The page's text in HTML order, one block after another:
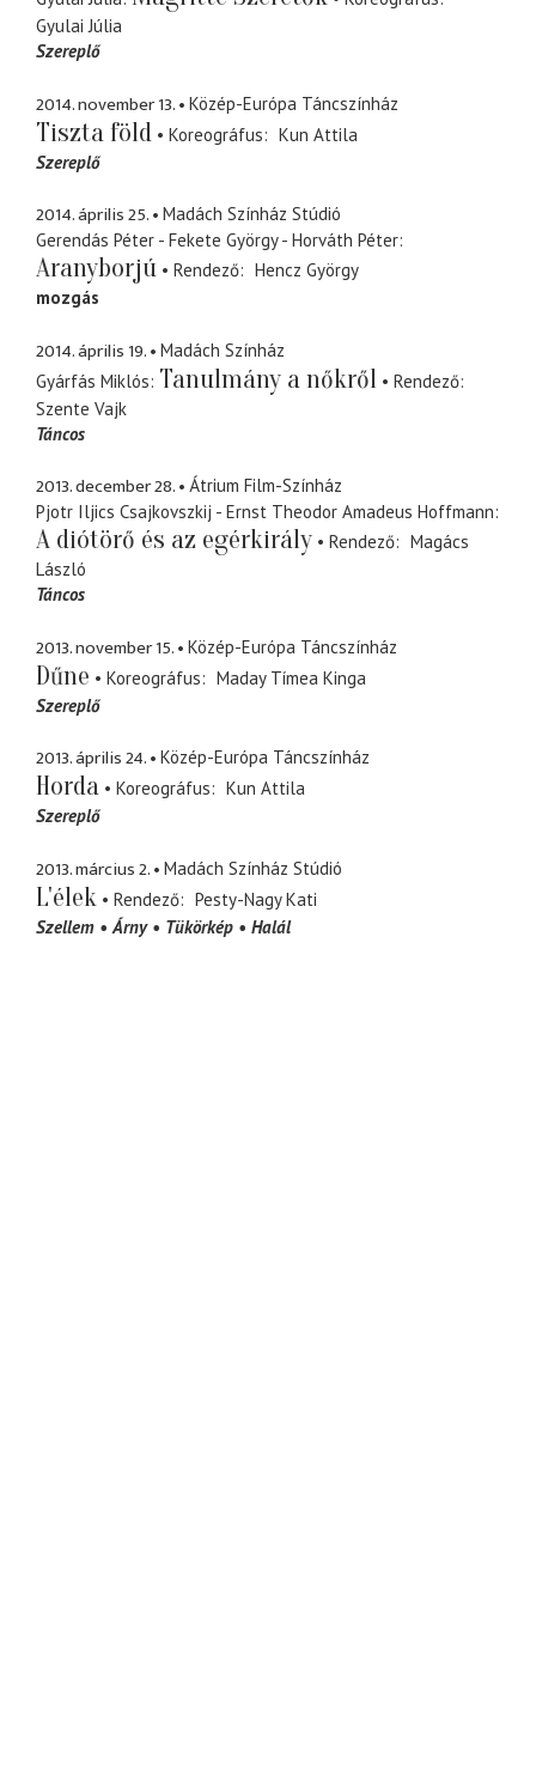
Gyulai Júlia
Szereplő
2014. november 13. Közép-Európa Táncszínház
Tiszta föld Koreográfus
Kun Attila
Szereplő
2014. április 25.
Madách Színház Stúdió
Gerendás Péter - Fekete György - Horváth Péter
Aranyborjú Rendező
Hencz György
mozgás
2014. április 19.
Madách Színház
Gyárfás Miklós Tanulmány a nőkről
Rendező
Szente Vajk
Táncos
2013. december 28.
Átrium Film-Színház
Pjotr Iljics Csajkovszkij - Ernst Theodor Amadeus Hoffmann
A diótörő és az egérkirály Rendező
Magács
László
Táncos
2013. november 15. Közép-Európa Táncszínház
Dűne Koreográfus
Maday Tímea Kinga
Szereplő
2013. április 24. Közép-Európa Táncszínház
Horda Koreográfus
Kun Attila
Szereplő
2013. március 2. Madách Színház Stúdió
L'élek Rendező
Pesty-Nagy Kati
Szellem
Árny Tükörkép Halál